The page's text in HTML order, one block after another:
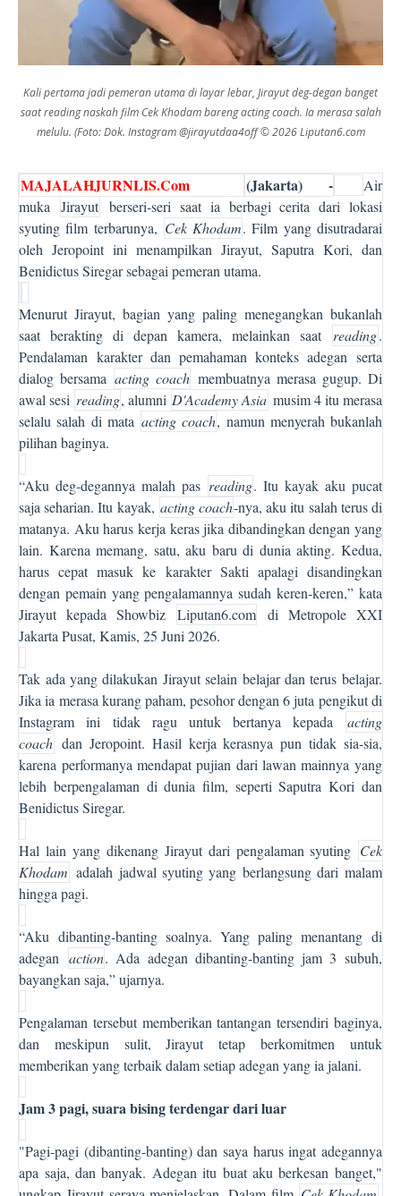
Kali pertama jadi pemeran utama di layar lebar, Jirayut deg-degan banget
saat reading naskah film Cek Khodam bareng acting coach. Ia merasa salah
melulu. (Foto: Dok. Instagram @jirayutdaa4off © 2026 Liputan6.com
MAJALAHJURNLIS.Com (Jakarta) -
Air
muka Jirayut berseri-seri saat ia berbagi cerita dari lokasi
syuting film terbarunya, Cek Khodam. Film yang disutradarai
oleh Jeropoint ini menampilkan Jirayut, Saputra Kori, dan
Benidictus Siregar sebagai pemeran utama.
Menurut Jirayut, bagian yang paling menegangkan bukanlah
saat berakting di depan kamera, melainkan saat reading.
Pendalaman karakter dan pemahaman konteks adegan serta
dialog bersama acting coach membuatnya merasa gugup. Di
awal sesi reading, alumni D'Academy Asia musim 4 itu merasa
selalu salah di mata acting coach, namun menyerah bukanlah
pilihan baginya.
“Aku deg-degannya malah pas reading. Itu kayak aku pucat
saja seharian. Itu kayak, acting coach-nya, aku itu salah terus di
matanya. Aku harus kerja keras jika dibandingkan dengan yang
lain. Karena memang, satu, aku baru di dunia akting. Kedua,
harus cepat masuk ke karakter Sakti apalagi disandingkan
dengan pemain yang pengalamannya sudah keren-keren,” kata
Jirayut kepada Showbiz Liputan6.com di Metropole XXI
Jakarta Pusat, Kamis, 25 Juni 2026.
Tak ada yang dilakukan Jirayut selain belajar dan terus belajar.
Jika ia merasa kurang paham, pesohor dengan 6 juta pengikut di
Instagram ini tidak ragu untuk bertanya kepada acting
coach dan Jeropoint. Hasil kerja kerasnya pun tidak sia-sia,
karena performanya mendapat pujian dari lawan mainnya yang
lebih berpengalaman di dunia film, seperti Saputra Kori dan
Benidictus Siregar.
Hal lain yang dikenang Jirayut dari pengalaman syuting Cek
Khodam adalah jadwal syuting yang berlangsung dari malam
hingga pagi.
“Aku dibanting-banting soalnya. Yang paling menantang di
adegan action. Ada adegan dibanting-banting jam 3 subuh,
bayangkan saja,” ujarnya.
Pengalaman tersebut memberikan tantangan tersendiri baginya,
dan meskipun sulit, Jirayut tetap berkomitmen untuk
memberikan yang terbaik dalam setiap adegan yang ia jalani.
Jam 3 pagi, suara bising terdengar dari luar
"Pagi-pagi (dibanting-banting) dan saya harus ingat adegannya
apa saja, dan banyak. Adegan itu buat aku berkesan banget,"